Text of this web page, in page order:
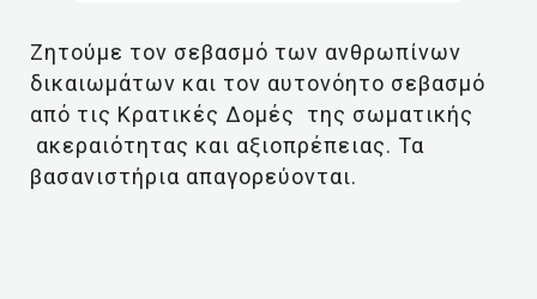
Ζητούμε τον σεβασμό των ανθρωπίνων
δικαιωμάτων και τον αυτονόητο σεβασμό
από τις Κρατικές Δομές της σωματικής
ακεραιότητας και αξιοπρέπειας. Τα
βασανιστήρια απαγορεύονται.